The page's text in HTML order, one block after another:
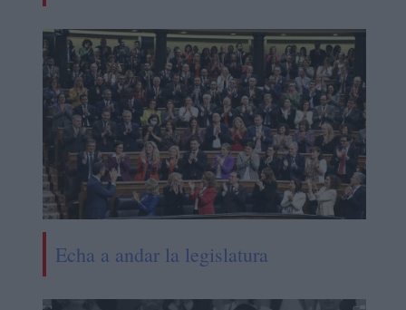
Echa a andar la legislatura